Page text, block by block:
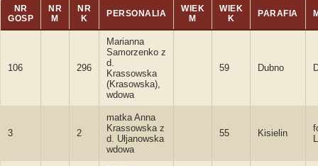
NR
GOSP
NR
M
NR
K
PERSONALIA
WIEK
M
WIEK
K
PARAFIA
106 296
Marianna
Samorzenko z
d.
Krassowska
(Krasowska),
wdowa
59 Dubno
3 2
matka Anna
Krassowska z
d. Ułjanowska
wdowa
55 Kisielin